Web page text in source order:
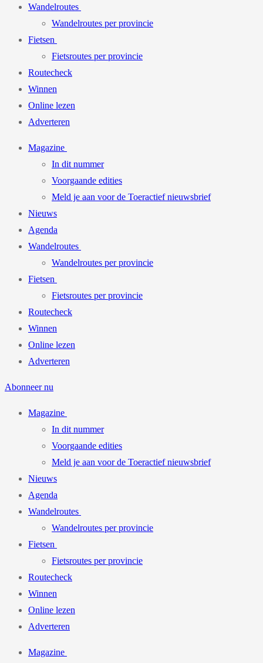
Wandelroutes
Wandelroutes per provincie
Fietsen
Fietsroutes per provincie
Routecheck
Winnen
Online lezen
Adverteren
Magazine
In dit nummer
Voorgaande edities
Meld je aan voor de Toeractief nieuwsbrief
Nieuws
Agenda
Wandelroutes
Wandelroutes per provincie
Fietsen
Fietsroutes per provincie
Routecheck
Winnen
Online lezen
Adverteren
Abonneer nu
Magazine
In dit nummer
Voorgaande edities
Meld je aan voor de Toeractief nieuwsbrief
Nieuws
Agenda
Wandelroutes
Wandelroutes per provincie
Fietsen
Fietsroutes per provincie
Routecheck
Winnen
Online lezen
Adverteren
Magazine